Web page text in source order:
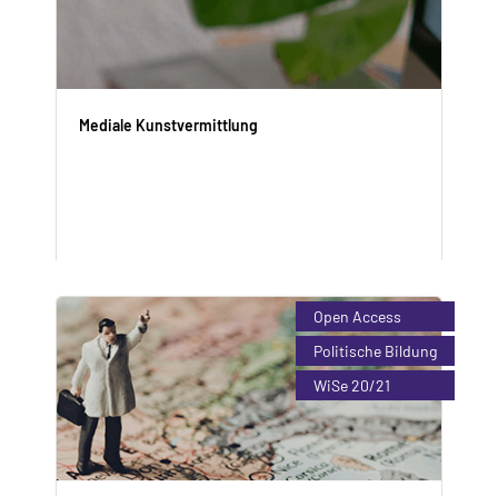
Mediale Kunstvermittlung
DigiLLab Universität Augsburg
Enroll Now
Open Access
Politische Bildung
WiSe 20/21